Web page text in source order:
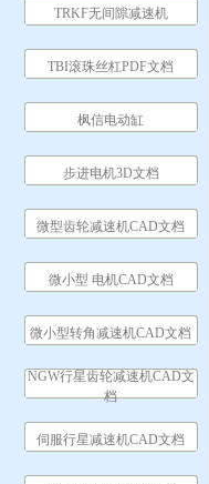
TRKF无间隙减速机
TBI滚珠丝杠PDF文档
枫信电动缸
步进电机3D文档
微型齿轮减速机CAD文档
微小型 电机CAD文档
微小型转角减速机CAD文档
NGW行星齿轮减速机CAD文
档
伺服行星减速机CAD文档